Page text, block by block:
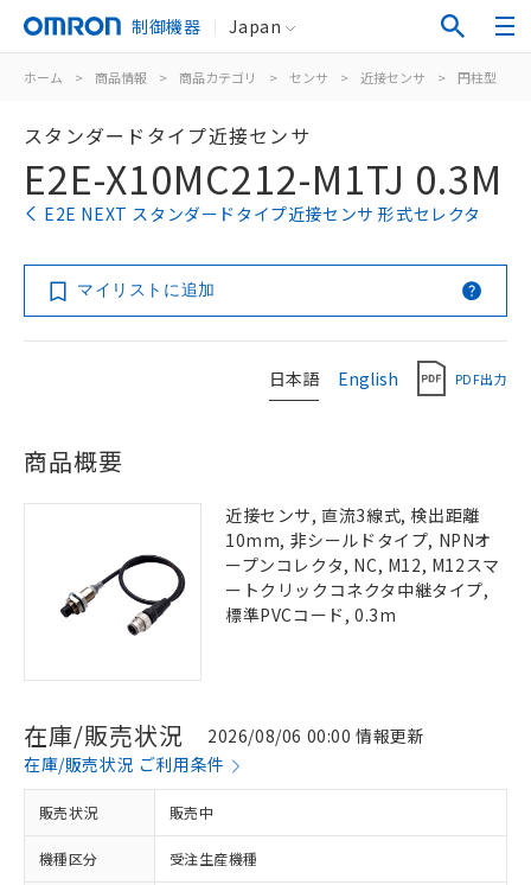
制御機器 Japan
ホーム > 商品情報 > 商品カテゴリ > センサ > 近接センサ > 円柱型
スタンダードタイプ近接センサ
E2E-X10MC212-M1TJ 0.3M
E2E NEXT スタンダードタイプ近接センサ 形式セレクタ
マイリストに追加
日本語 English PDF出力
商品概要
近接センサ, 直流3線式, 検出距離
10mm, 非シールドタイプ, NPNオ
ープンコレクタ, NC, M12, M12スマ
ートクリックコネクタ中継タイプ,
標準PVCコード, 0.3m
在庫/販売状況
2026/08/06 00:00 情報更新
在庫/販売状況 ご利用条件
販売状況 販売中
機種区分 受注生産機種